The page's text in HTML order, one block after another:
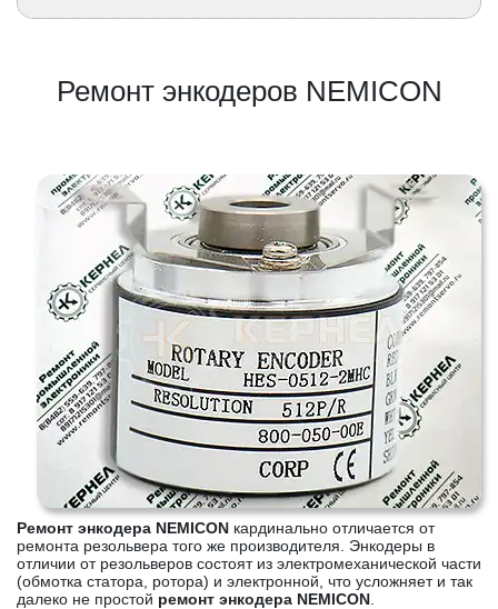
Ремонт энкодеров NEMICON
Ремонт энкодера NEMICON кардинально отличается от
ремонта резольвера того же производителя. Энкодеры в
отличии от резольверов состоят из электромеханической части
(обмотка статора, ротора) и электронной, что усложняет и так
далеко не простой ремонт энкодера NEMICON